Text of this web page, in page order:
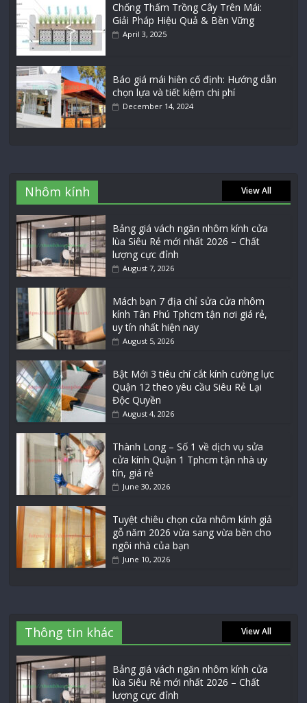
Chống Thấm Trồng Cây Trên Mái:
Giải Pháp Hiệu Quả & Bền Vững
April 3, 2025
Báo giá mái hiên cố định: Hướng dẫn
chọn lựa và tiết kiệm chi phí
December 14, 2024
Nhôm kính View All
Bảng giá vách ngăn nhôm kính cửa
lùa Siêu Rẻ mới nhất 2026 – Chất
lượng cực đỉnh
August 7, 2026
Mách bạn 7 địa chỉ sửa cửa nhôm
kính Tân Phú Tphcm tận nơi giá rẻ,
uy tín nhất hiện nay
August 5, 2026
Bật Mới 3 tiêu chí cắt kính cường lực
Quận 12 theo yêu cầu Siêu Rẻ Lại
Độc Quyền
August 4, 2026
Thành Long – Số 1 về dịch vụ sửa
cửa kính Quận 1 Tphcm tận nhà uy
tín, giá rẻ
June 30, 2026
Tuyệt chiêu chọn cửa nhôm kính giả
gỗ năm 2026 vừa sang vừa bền cho
ngôi nhà của bạn
June 10, 2026
Thông tin khác View All
Bảng giá vách ngăn nhôm kính cửa
lùa Siêu Rẻ mới nhất 2026 – Chất
lượng cực đỉnh